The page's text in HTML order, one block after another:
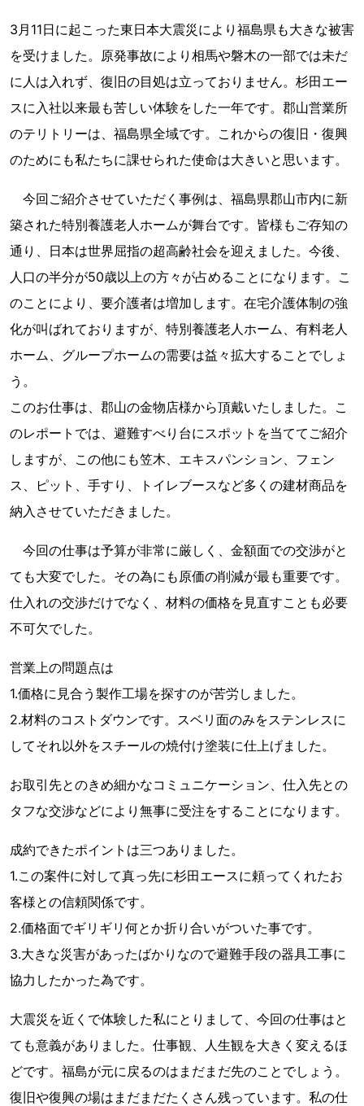
3月11日に起こった東日本大震災により福島県も大きな被害
を受けました。原発事故により相馬や磐木の一部では未だ
に人は入れず、復旧の目処は立っておりません。杉田エー
スに入社以来最も苦しい体験をした一年です。郡山営業所
のテリトリーは、福島県全域です。これからの復旧・復興
のためにも私たちに課せられた使命は大きいと思います。
今回ご紹介させていただく事例は、福島県郡山市内に新
築された特別養護老人ホームが舞台です。皆様もご存知の
通り、日本は世界屈指の超高齢社会を迎えました。今後、
人口の半分が50歳以上の方々が占めることになります。こ
のことにより、要介護者は増加します。在宅介護体制の強
化が叫ばれておりますが、特別養護老人ホーム、有料老人
ホーム、グループホームの需要は益々拡大することでしょ
う。
このお仕事は、郡山の金物店様から頂戴いたしました。こ
のレポートでは、避難すべり台にスポットを当ててご紹介
しますが、この他にも笠木、エキスパンション、フェン
ス、ピット、手すり、トイレブースなど多くの建材商品を
納入させていただきました。
今回の仕事は予算が非常に厳しく、金額面での交渉がと
ても大変でした。その為にも原価の削減が最も重要です。
仕入れの交渉だけでなく、材料の価格を見直すことも必要
不可欠でした。
営業上の問題点は
1.価格に見合う製作工場を探すのが苦労しました。
2.材料のコストダウンです。スベリ面のみをステンレスに
してそれ以外をスチールの焼付け塗装に仕上げました。
お取引先とのきめ細かなコミュニケーション、仕入先との
タフな交渉などにより無事に受注をすることになります。
成約できたポイントは三つありました。
1.この案件に対して真っ先に杉田エースに頼ってくれたお
客様との信頼関係です。
2.価格面でギリギリ何とか折り合いがついた事です。
3.大きな災害があったばかりなので避難手段の器具工事に
協力したかった為です。
大震災を近くで体験した私にとりまして、今回の仕事はと
ても意義がありました。仕事観、人生観を大きく変えるほ
どです。福島が元に戻るのはまだまだ先のことでしょう。
復旧や復興の場はまだまだたくさん残っています。私の仕